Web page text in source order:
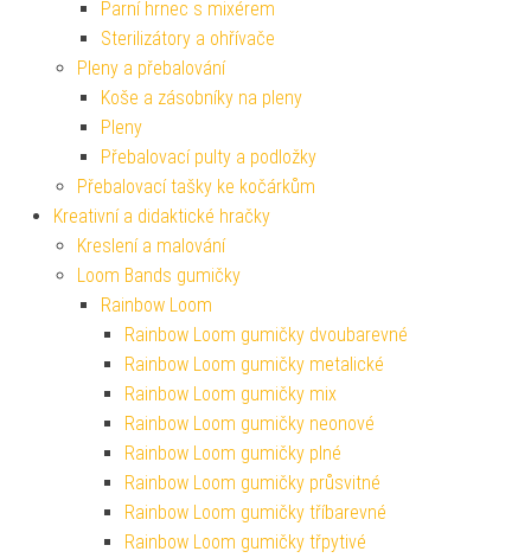
Parní hrnec s mixérem
Sterilizátory a ohřívače
Pleny a přebalování
Koše a zásobníky na pleny
Pleny
Přebalovací pulty a podložky
Přebalovací tašky ke kočárkům
Kreativní a didaktické hračky
Kreslení a malování
Loom Bands gumičky
Rainbow Loom
Rainbow Loom gumičky dvoubarevné
Rainbow Loom gumičky metalické
Rainbow Loom gumičky mix
Rainbow Loom gumičky neonové
Rainbow Loom gumičky plné
Rainbow Loom gumičky průsvitné
Rainbow Loom gumičky tříbarevné
Rainbow Loom gumičky třpytivé